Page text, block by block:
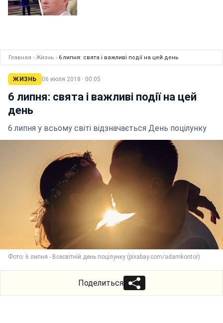
Главная › Жизнь › 6 липня: свята і важливі події на цей день
ЖИЗНЬ 06 июля 2018 · 00:05
6 липня: свята і важливі події на цей
день
6 липня у всьому світі відзначається День поцілунку
Фото: 6 липня - Всесвітній день поцілунку (pixabay.com/adamkontor)
Поделиться